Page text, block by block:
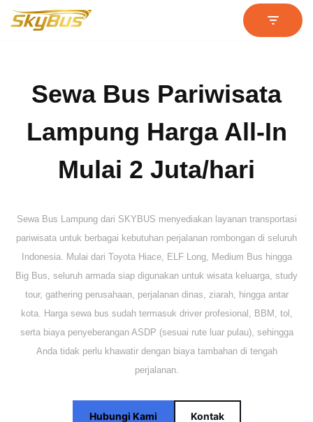
Sewa Bus Pariwisata
Lampung Harga All-In
Mulai 2 Juta/hari
Sewa Bus Lampung dari SKYBUS menyediakan layanan transportasi
pariwisata untuk berbagai kebutuhan perjalanan rombongan di seluruh
Indonesia. Mulai dari Toyota Hiace, ELF Long, Medium Bus hingga
Big Bus, seluruh armada siap digunakan untuk wisata keluarga, study
tour, gathering perusahaan, perjalanan dinas, ziarah, hingga antar
kota. Harga sewa bus sudah termasuk driver profesional, BBM, tol,
serta biaya penyeberangan ASDP (sesuai rute luar pulau), sehingga
Anda tidak perlu khawatir dengan biaya tambahan di tengah
perjalanan.
Hubungi Kami Kontak